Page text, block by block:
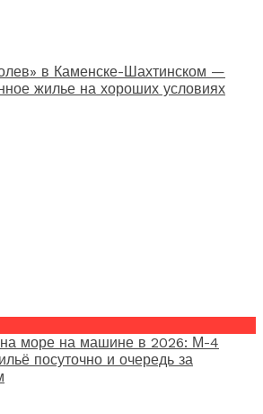
в Каменске-Шахтинском —
жилье на хороших условиях
на море на машине в 2026: М-4
посуточно и очередь за